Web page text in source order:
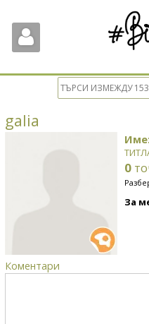
galia
0
За
Коментари